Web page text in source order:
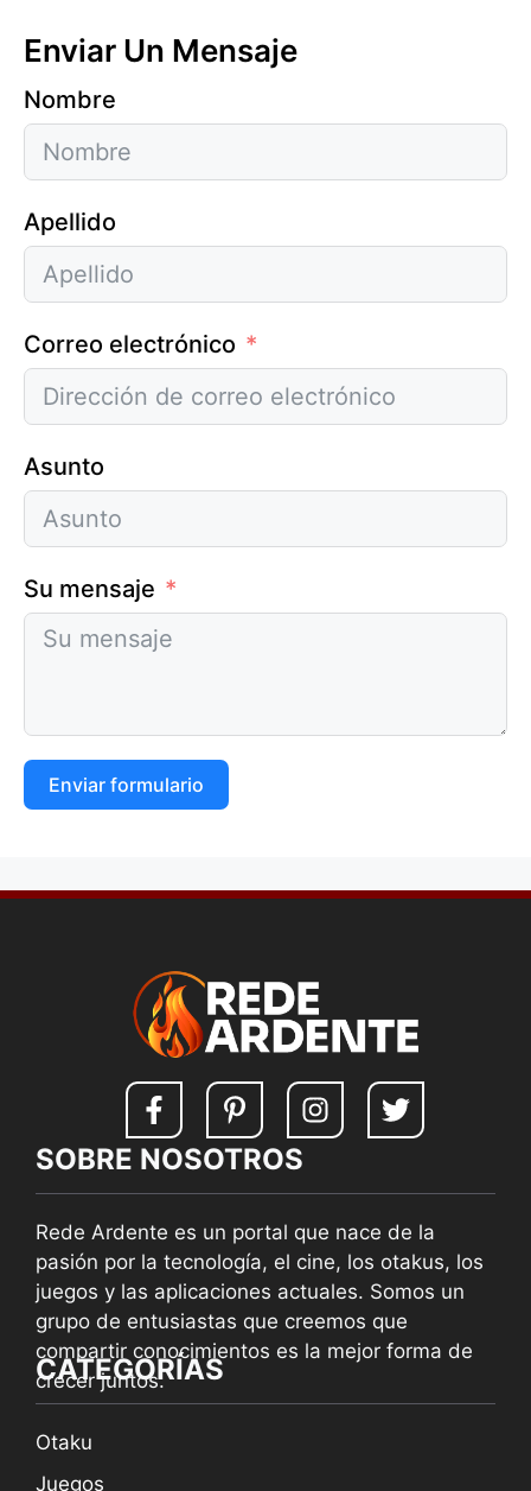
Enviar Un Mensaje
Nombre
Apellido
Correo electrónico
Asunto
Su mensaje
Enviar formulario
SOBRE NOSOTROS
Rede Ardente es un portal que nace de la
pasión por la tecnología, el cine, los otakus, los
juegos y las aplicaciones actuales. Somos un
grupo de entusiastas que creemos que
compartir conocimientos es la mejor forma de
crecer juntos.
CATEGORÍAS
Otaku
Juegos